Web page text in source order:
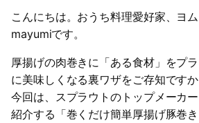
こんにちは。おうち料理愛好家、ヨ
mayumiです。
厚揚げの肉巻きに「ある食材」をプ
に美味しくなる裏ワザをご存知ですか
今回は、スプラウトのトップメーカ
紹介する「巻くだけ簡単厚揚げ豚巻き